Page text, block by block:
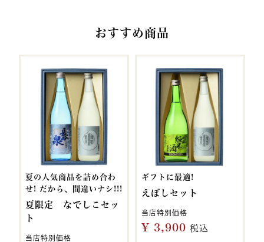
おすすめ商品
夏の人気商品を詰め合わ
せ! だから、間違いナシ!!!
夏限定 なでしこセッ
ト
当店特別価格
ギフトに最適!
えぼしセット
当店特別価格
¥ 3,900 税込